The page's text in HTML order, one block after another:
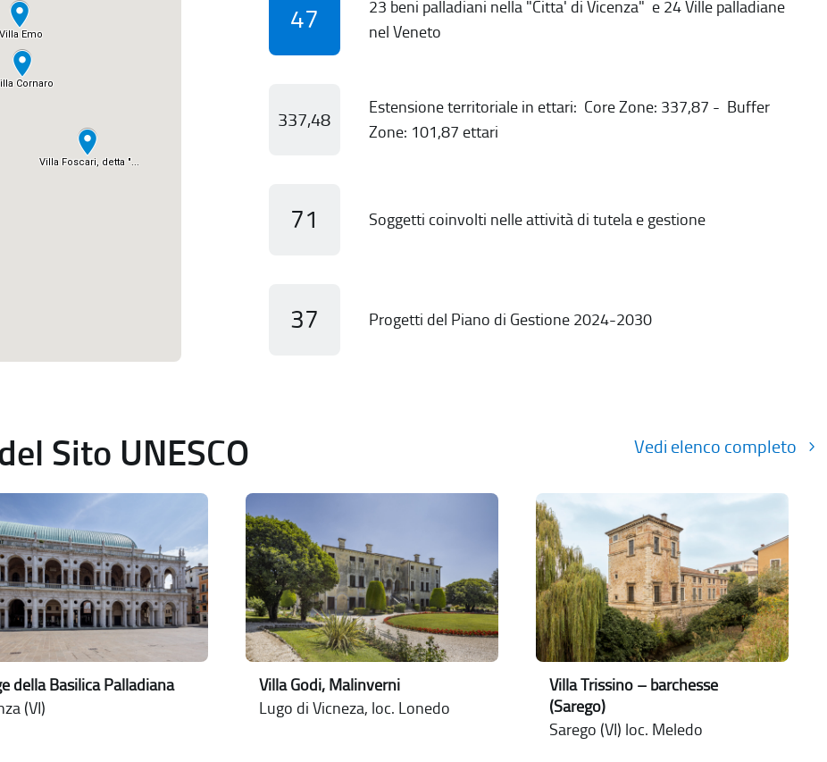
47
23 beni palladiani nella "Citta' di Vicenza" e 24 Ville palladiane
nel Veneto
337,48
Estensione territoriale in ettari: Core Zone: 337,87 - Buffer
Zone: 101,87 ettari
71 Soggetti coinvolti nelle attività di tutela e gestione
37 Progetti del Piano di Gestione 2024-2030
Sito UNESCO Vedi elenco completo
della Basilica Palladiana
(VI)
Villa Godi, Malinverni
Lugo di Vicneza, loc. Lonedo
Villa Trissino – barchesse
(Sarego)
Sarego (VI) loc. Meledo